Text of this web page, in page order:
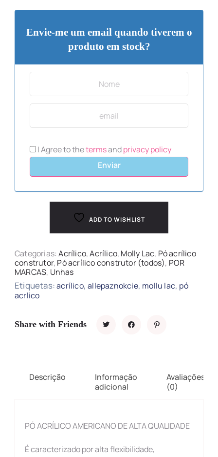
Envie-me um email quando tiverem o
produto em stock?
I Agree to thetermsandprivacy policy
Enviar
ADD TO WISHLIST
Categorias:Acrílico,Acrílico, Molly Lac, Pó acrílico
construtor, Pó acrílico construtor (todos), POR
MARCAS, Unhas
Etiquetas:acrílico,allepaznokcie, mollu lac, pó
acrlico
Share with Friends
Descrição
Informação
adicional
Avaliações
(0)
PÓ ACRÍLICO AMERICANO DE ALTA QUALIDADE
É caracterizado por alta flexibilidade,